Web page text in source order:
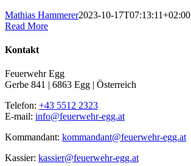
Mathias Hammerer2023-10-17T07:13:11+02:00
Read More
Kontakt
Feuerwehr Egg
Gerbe 841 | 6863 Egg | Österreich
Telefon: +43 5512 2323
E-mail: info@feuerwehr-egg.at
Kommandant: kommandant@feuerwehr-egg.at
Kassier: kassier@feuerwehr-egg.at